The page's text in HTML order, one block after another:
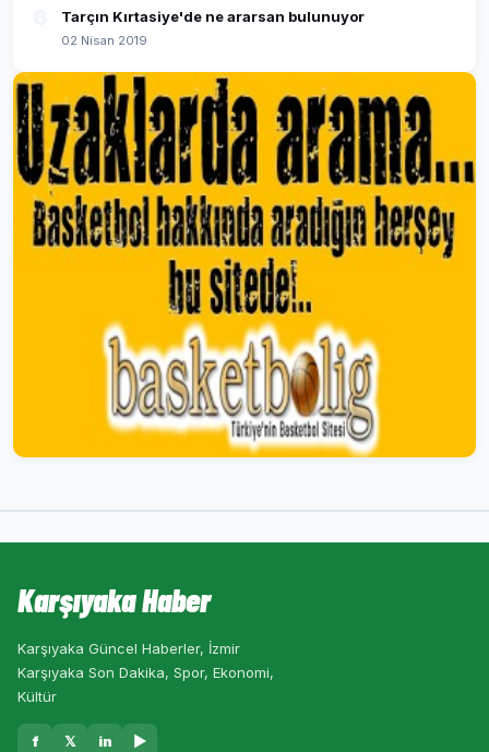
Tarçın Kırtasiye'de ne ararsan bulunuyor
02 Nisan 2019
Karşıyaka Haber
Karşıyaka Güncel Haberler, İzmir
Karşıyaka Son Dakika, Spor, Ekonomi,
Kültür
f 𝕏 in ▶